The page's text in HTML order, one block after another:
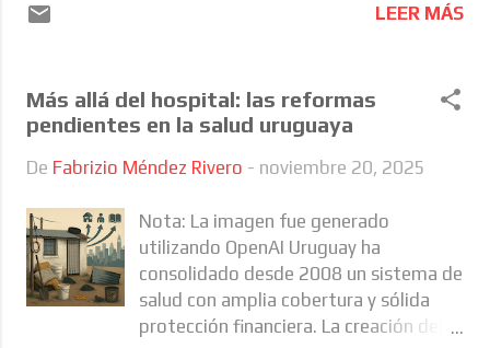
creó el Sistema Nacional Integrado de
proveer de autonomía a la población
en situación de dependencia y
aquellos que lo necesiten. La creación
desigualdades asociadas a los roles de
género históricos de mujer cuidadora y
hombre proveedor. En Uruguay, las
mujeres destinan actualmente dos
veces más tiempo al trabajo no
LEER MÁS
Más allá del hospital: las reformas
pendientes en la salud uruguaya
De Fabrizio Méndez Rivero - noviembre 20, 2025
Nota: La imagen fue generado
utilizando OpenAI Uruguay ha
consolidado desde 2008 un sistema de
salud con amplia cobertura y sólida
protección financiera. La creación del